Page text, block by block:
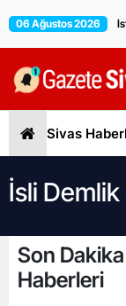
06 Ağustos 2026
Sivas
İsli
Son
Haberleri